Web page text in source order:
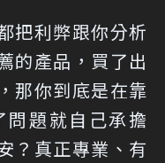
把利弊跟你分析
的產品，買了出
那你到底是在靠
問題就自己承擔
？真正專業、有